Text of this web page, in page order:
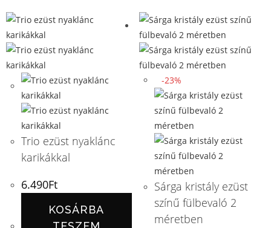
Trio ezüst nyaklánc
karikákkal
6.490Ft
KOSÁRBA
-23%
Sárga kristály ezüst
színű fülbevaló 2
méretben